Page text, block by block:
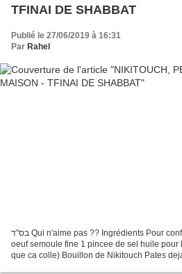
TFINAI DE SHABBAT
Publié le 27/06/2019 à 16:31
Par Rahel
בס"ד Qui n'aime pas ?? Ingrédients Pour confectionner les pâtes fraîches 1
oeuf semoule fine 1 pincee de sel huile
que ca colle) Bouillon de Nikitouch Pates